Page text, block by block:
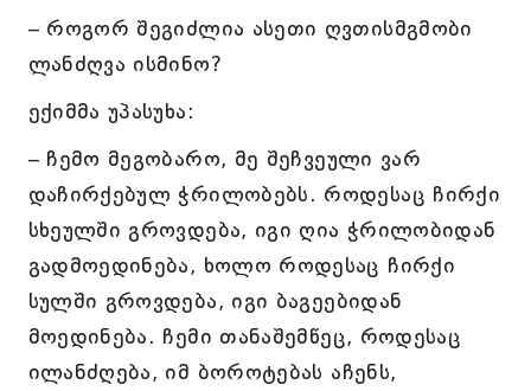
– როგორ შეგიძლია ასეთი ღვთისმგმობი
ლანძღვა ისმინო?
ექიმმა უპასუხა:
– ჩემო მეგობარო, მე შეჩვეული ვარ
დაჩირქებულ ჭრილობებს. როდესაც ჩირქი
სხეულში გროვდება, იგი ღია ჭრილობიდან
გადმოედინება, ხოლო როდესაც ჩირქი
სულში გროვდება, იგი ბაგეებიდან
მოედინება. ჩემი თანაშემწეც, როდესაც
ილანძღება, იმ ბოროტებას აჩენს,